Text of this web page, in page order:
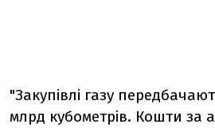
"Закупівлі газу
млрд кубометрів. Кошти за